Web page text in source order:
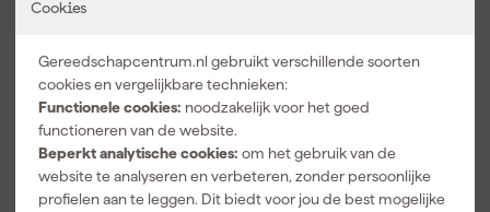
Cookies
Gereedschapcentrum.nl gebruikt verschillende soorten
cookies en vergelijkbare technieken:
Functionele cookies: noodzakelijk voor het goed
functioneren van de website.
Beperkt analytische cookies: om het gebruik van de
website te analyseren en verbeteren, zonder persoonlijke
profielen aan te leggen. Dit biedt voor jou de best mogelijke
5.0
geverifieerd
20-6-2024
Over onze reviews